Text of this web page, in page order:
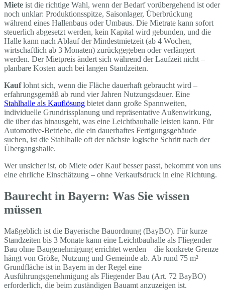
Miete ist die richtige Wahl, wenn der Bedarf vorübergehend ist oder
noch unklar: Produktionsspitze, Saisonlager, Überbrückung
während eines Hallenbaus oder Umbaus. Die Mietrate kann sofort
steuerlich abgesetzt werden, kein Kapital wird gebunden, und die
Halle kann nach Ablauf der Mindestmietzeit (ab 4 Wochen,
wirtschaftlich ab 3 Monaten) zurückgegeben oder verlängert
werden. Der Mietpreis ändert sich während der Laufzeit nicht –
planbare Kosten auch bei langen Standzeiten.
Kauflohnt sich, wenn die Fläche dauerhaft gebraucht wird –
erfahrungsgemäß ab rund vier Jahren Nutzungsdauer. Eine
Stahlhalle als Kauflösung bietet dann große Spannweiten,
individuelle Grundrissplanung und repräsentative Außenwirkung,
die über das hinausgeht, was eine Leichtbauhalle leisten kann. Für
Automotive-Betriebe, die ein dauerhaftes Fertigungsgebäude
suchen, ist die Stahlhalle oft der nächste logische Schritt nach der
Übergangshalle.
Wer unsicher ist, ob Miete oder Kauf besser passt, bekommt von uns
eine ehrliche Einschätzung – ohne Verkaufsdruck in eine Richtung.
Baurecht in Bayern: Was Sie wissen
müssen
Maßgeblich ist die Bayerische Bauordnung (BayBO). Für kurze
Standzeiten bis 3 Monate kann eine Leichtbauhalle als Fliegender
Bau ohne Baugenehmigung errichtet werden – die konkrete Grenze
hängt von Größe, Nutzung und Gemeinde ab. Ab rund 75 m²
Grundfläche ist in Bayern in der Regel eine
Ausführungsgenehmigung als Fliegender Bau (Art. 72 BayBO)
erforderlich, die beim zuständigen Bauamt anzuzeigen ist.